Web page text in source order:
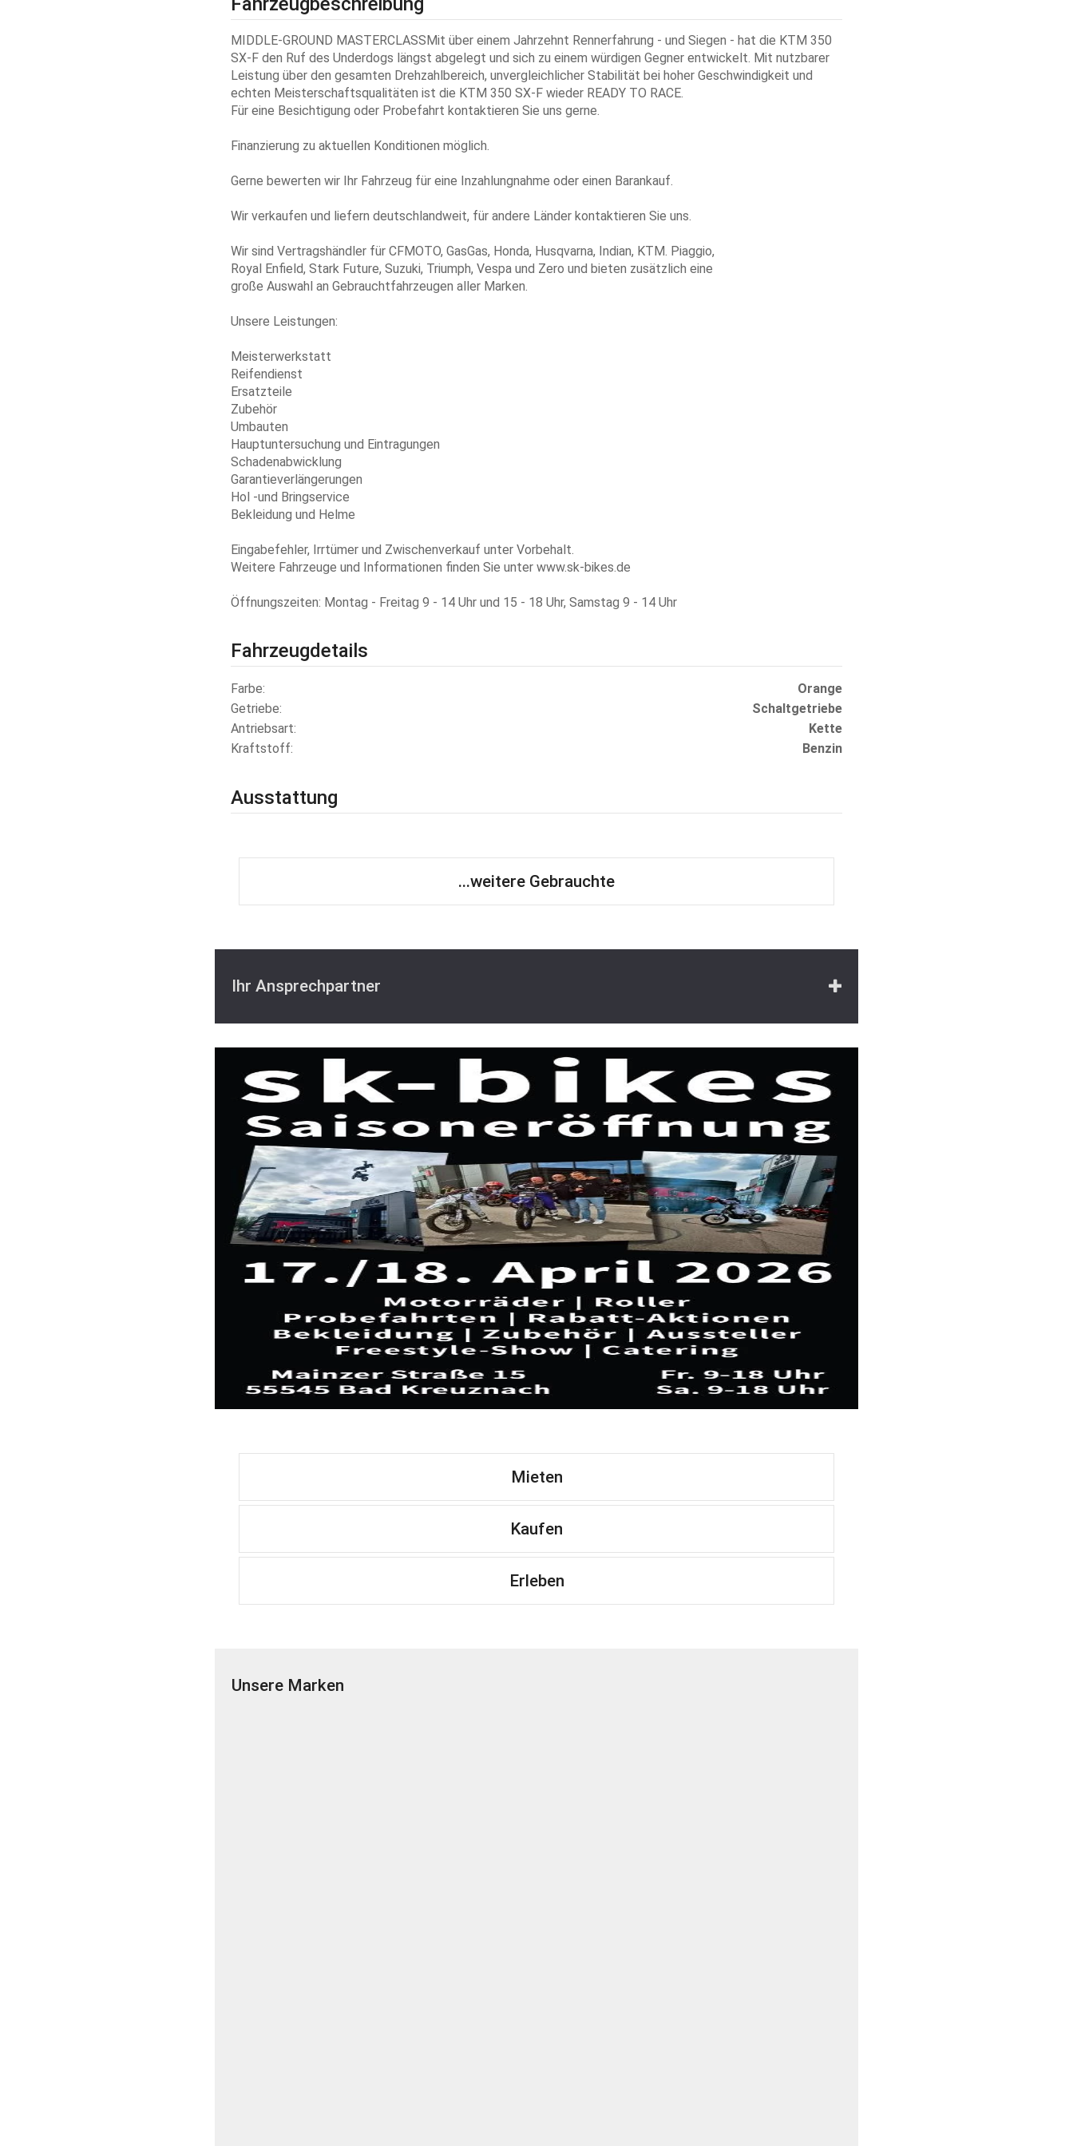
MIDDLE-GROUND MASTERCLASSMit über einem Jahrzehnt Rennerfahrung - und Siegen - hat die KTM 350
SX-F den Ruf des Underdogs längst abgelegt und sich zu einem würdigen Gegner entwickelt. Mit nutzbarer
Leistung über den gesamten Drehzahlbereich, unvergleichlicher Stabilität bei hoher Geschwindigkeit und
echten Meisterschaftsqualitäten ist die KTM 350 SX-F wieder READY TO RACE.
Für eine Besichtigung oder Probefahrt kontaktieren Sie uns gerne.
Finanzierung zu aktuellen Konditionen möglich.
Gerne bewerten wir Ihr Fahrzeug für eine Inzahlungnahme oder einen Barankauf.
Wir verkaufen und liefern deutschlandweit, für andere Länder kontaktieren Sie uns.
Wir sind Vertragshändler für CFMOTO, GasGas, Honda, Husqvarna, Indian, KTM. Piaggio,
Royal Enfield, Stark Future, Suzuki, Triumph, Vespa und Zero und bieten zusätzlich eine
große Auswahl an Gebrauchtfahrzeugen aller Marken.
Unsere Leistungen:
Meisterwerkstatt
Reifendienst
Ersatzteile
Zubehör
Umbauten
Hauptuntersuchung und Eintragungen
Schadenabwicklung
Garantieverlängerungen
Hol -und Bringservice
Bekleidung und Helme
Eingabefehler, Irrtümer und Zwischenverkauf unter Vorbehalt.
Weitere Fahrzeuge und Informationen finden Sie unter www.sk-bikes.de
Öffnungszeiten: Montag - Freitag 9 - 14 Uhr und 15 - 18 Uhr, Samstag 9 - 14 Uhr
Fahrzeugdetails
Farbe
Orange
Getriebe
Schaltgetriebe
Antriebsart
Kette
Kraftstoff
Benzin
Ausstattung
...weitere Gebrauchte
Ihr Ansprechpartner
Mieten
Kaufen
Erleben
Unsere Marken